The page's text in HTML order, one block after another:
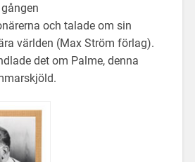
och talade om sin
världen (Max Ström förlag).
det om Palme, denna